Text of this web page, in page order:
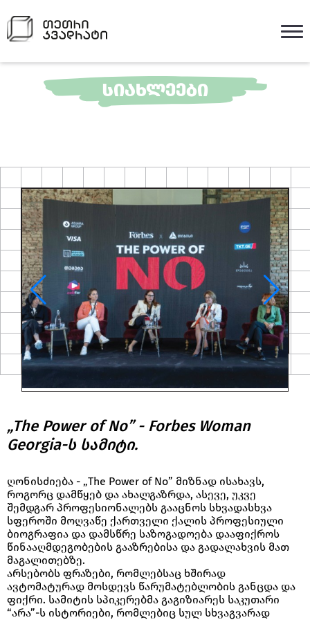
ᲡᲘᲐᲮᲚᲔᲔᲑᲘ
„The Power of No” - Forbes Woman
Georgia-ს სამიტი.
ღონისძიება - „The Power of No” მიზნად ისახავს,
როგორც დამწყებ და ახალგაზრდა, ასევე, უკვე
შემდგარ პროფესიონალებს გააცნოს სხვადასხვა
სფეროში მოღვაწე ქართველი ქალის პროფესიული
ბიოგრაფია და დამსწრე საზოგადოება დააფიქროს
წინააღმდეგობების გააზრებისა და გადალახვის მათ
მაგალითებზე.
არსებობს ფრაზები, რომლებსაც ხშირად
ავტომატურად მოსდევს წარუმატებლობის განცდა და
ფიქრი. სამიტის სპიკერებმა გაგიზიარეს საკუთარი
“არა”-ს ისტორიები, რომლებიც სულ სხვაგვარად